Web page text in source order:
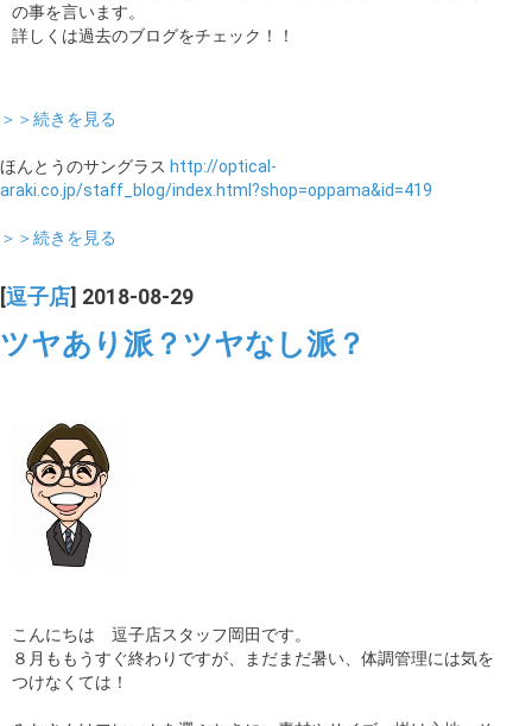
の事を言います。
詳しくは過去のブログをチェック！！
＞＞続きを見る
ほんとうのサングラス http://optical-
araki.co.jp/staff_blog/index.html?shop=oppama&id=419
＞＞続きを見る
[逗子店] 2018-08-29
ツヤあり派？ツヤなし派？
こんにちは 逗子店スタッフ岡田です。
８月ももうすぐ終わりですが、まだまだ暑い、体調管理には気を
つけなくては！